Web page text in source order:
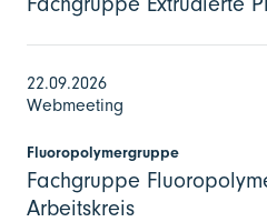
22.09.2026
Webmeeting
Fluoropolymergruppe
Fachgruppe
Arbeitskreis